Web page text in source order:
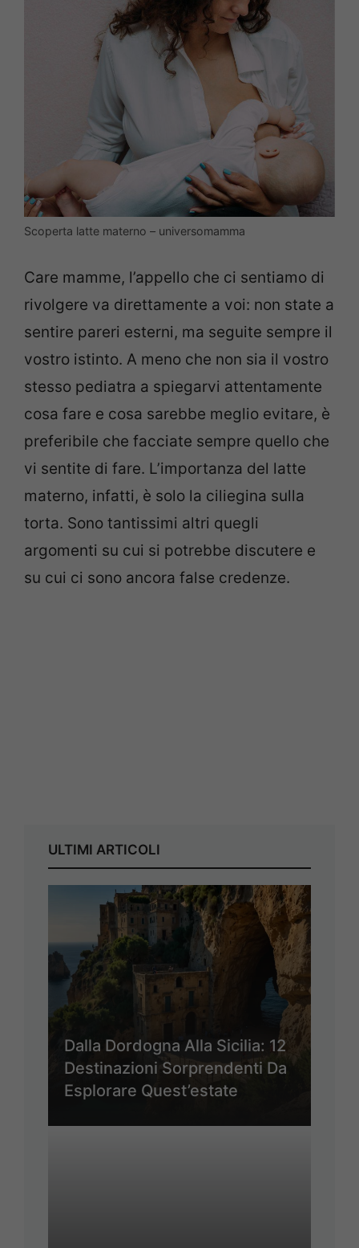
Scoperta latte materno – universomamma
Care mamme, l’appello che ci sentiamo di
rivolgere va direttamente a voi: non state a
sentire pareri esterni, ma seguite sempre il
vostro istinto. A meno che non sia il vostro
stesso pediatra a spiegarvi attentamente
cosa fare e cosa sarebbe meglio evitare, è
preferibile che facciate sempre quello che
vi sentite di fare. L’importanza del latte
materno, infatti, è solo la ciliegina sulla
torta. Sono tantissimi altri quegli
argomenti su cui si potrebbe discutere e
su cui ci sono ancora false credenze.
ULTIMI ARTICOLI
Dalla Dordogna Alla Sicilia: 12
Destinazioni Sorprendenti Da
Esplorare Quest’estate